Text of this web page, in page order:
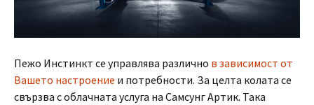
Пежо Инстинкт се управлява различно в зависимост от
Вашето настроение и потребности. За целта колата се
свързва с облачната услуга на Самсунг Артик. Така